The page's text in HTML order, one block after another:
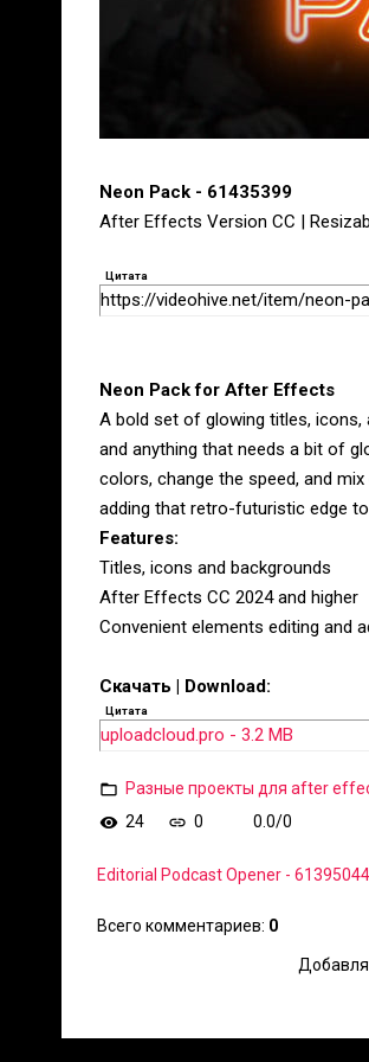
Neon Pack - 61435399
After Effects Version CC |
Цитата
https://videohive.net/item/neon-
Neon Pack for After Effects
A bold set of glowing titles,
and anything that needs a bit of
colors, change the speed, and
adding that retro-futuristic edge
Features:
Titles, icons and backgrounds
After Effects CC 2024 and higher
Convenient elements editing and
Скачать | Download:
Цитата
uploadcloud.pro - 3.2 MB
Разные проекты для after
24
0 0.0/0
Editorial Podcast Opener - 61395044
Всего комментариев: 0